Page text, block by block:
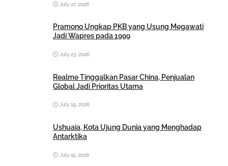
July 27, 2026
Pramono Ungkap PKB yang Usung Megawati
Jadi Wapres pada 1999
July 23, 2026
Realme Tinggalkan Pasar China, Penjualan
Global Jadi Prioritas Utama
July 19, 2026
Ushuaia, Kota Ujung Dunia yang Menghadap
Antarktika
July 15, 2026